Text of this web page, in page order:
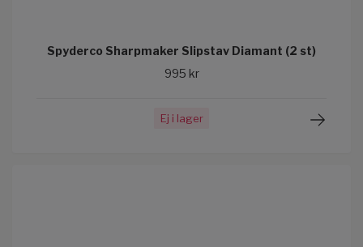
Spyderco Sharpmaker Slipstav Diamant (2 st)
995 kr
Ej i lager